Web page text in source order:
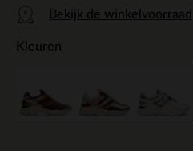
Bekijk de winkelvoorraad
Kleuren